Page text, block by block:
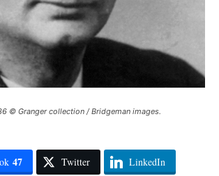
© Granger collection / Bridgeman images.
47 Twitter LinkedIn